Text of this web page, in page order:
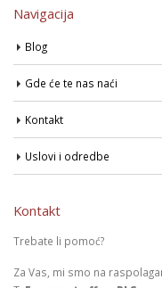
Navigacija
Blog
Gde će te nas naći
Kontakt
Uslovi i odredbe
Kontakt
Trebate li pomoć?
Za Vas, mi smo na